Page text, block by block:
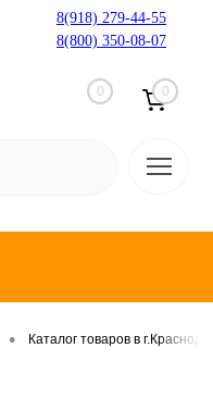
8(918) 279-44-55
8(800) 350-08-07
0 0
• Каталог товаров в